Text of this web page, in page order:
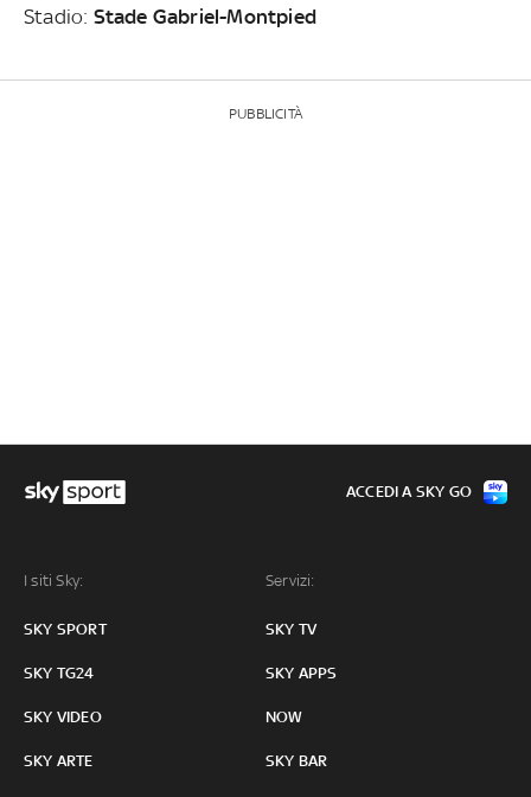
Stadio: Stade Gabriel-Montpied
PUBBLICITÀ
I siti Sky:
SKY SPORT
SKY TG24
SKY VIDEO
SKY ARTE
Servizi:
SKY TV
SKY APPS
NOW
SKY BAR
ACCEDI A SKY GO